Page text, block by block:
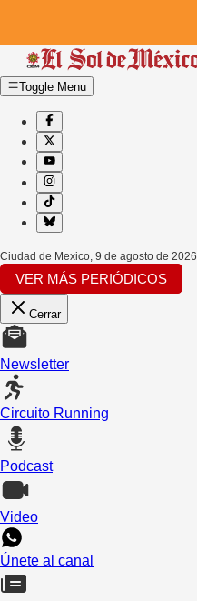
Toggle Menu
Ciudad de Mexico, 9 de agosto de 2026
VER MÁS PERIÓDICOS
Cerrar
Newsletter
Circuito Running
Podcast
Video
Únete al canal